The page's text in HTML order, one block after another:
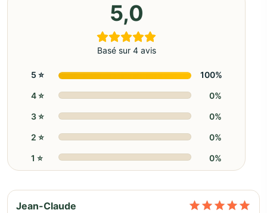
5,0
Basé sur 4 avis
5 ⭐️ 100%
4 ⭐️ 0%
3 ⭐️ 0%
2 ⭐️ 0%
1 ⭐️ 0%
Jean-Claude